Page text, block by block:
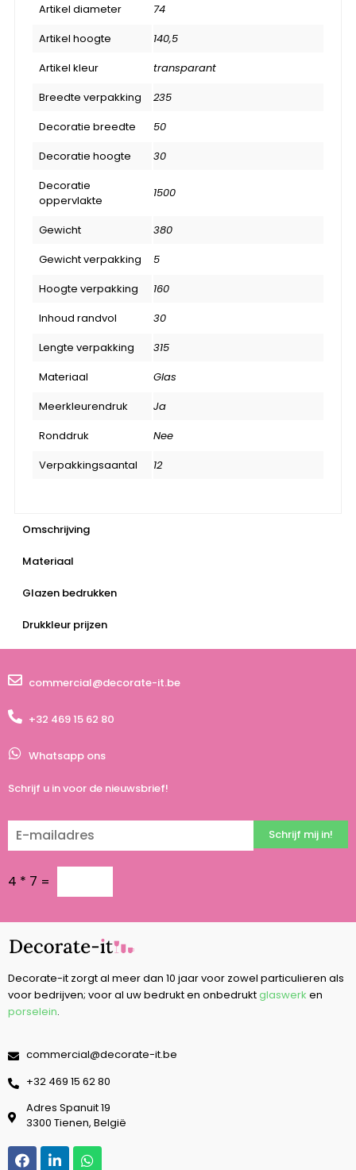
Artikel diameter
74
Artikel hoogte
140,5
Artikel kleur
transparant
Breedte verpakking
235
Decoratie breedte
50
Decoratie hoogte
30
Decoratie
oppervlakte
1500
Gewicht
380
Gewicht verpakking
5
Hoogte verpakking
160
Inhoud randvol
30
Lengte verpakking
315
Materiaal
Glas
Meerkleurendruk
Ja
Ronddruk
Nee
Verpakkingsaantal
12
Omschrijving
Materiaal
Glazen bedrukken
Drukkleur prijzen
commercial@decorate-it.be
+32 469 15 62 80
Whatsapp ons
Schrijf u in voor de nieuwsbrief!
4 * 7 =
Schrijf mij in!
Decorate-it zorgt al meer dan 10 jaar voor zowel particulieren als
voor bedrijven; voor al uw bedrukt en onbedruktglaswerk en
porselein.
commercial@decorate-it.be
‭+32 469 15 62 80‬
Adres Spanuit 19
3300 Tienen, België